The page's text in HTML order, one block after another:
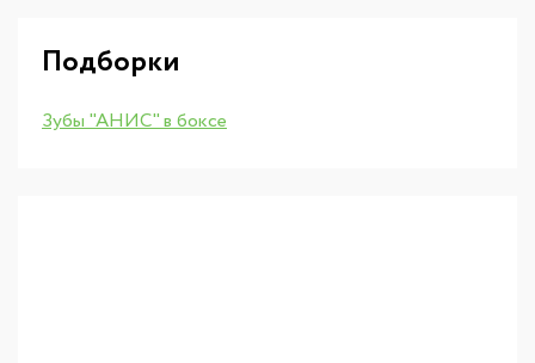
Подборки
Зубы "АНИС" в боксе